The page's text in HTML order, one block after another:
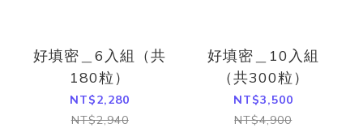
好填密＿6入組（共
180粒）
NT$2,280
NT$2,940
好填密＿10入組
（共300粒）
NT$3,500
NT$4,900